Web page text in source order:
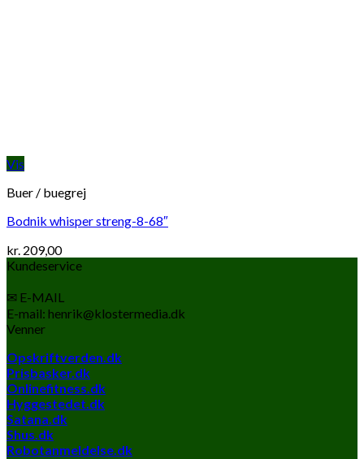
Vis
Buer / buegrej
Bodnik whisper streng-8-68″
kr. 209,00
Kundeservice
✉ E-MAIL
E-mail: henrik@klostermedia.dk
Venner
Opskriftverden.dk
Prisbasker.dk
Onlinefitness.dk
Hyggestedet.dk
Satana.dk
Shus.dk
Robotanmeldelse.dk